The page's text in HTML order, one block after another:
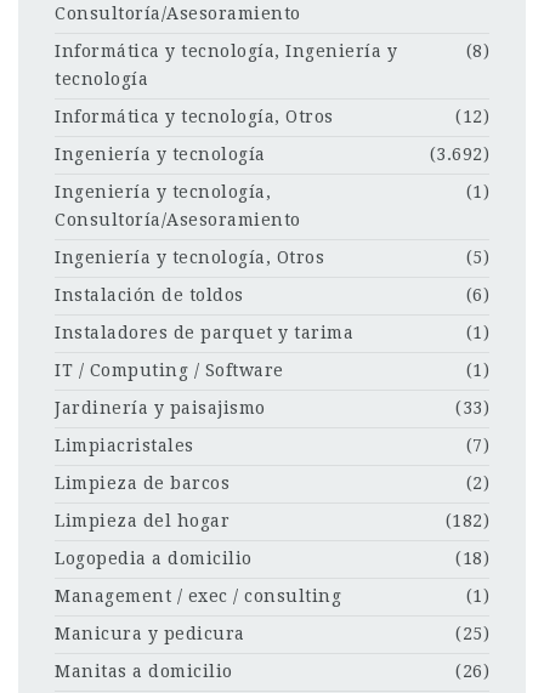
Consultoría/Asesoramiento
Informática y tecnología, Ingeniería y
tecnología
(8)
Informática y tecnología, Otros
(12)
Ingeniería y tecnología
(3.692)
Ingeniería y tecnología,
Consultoría/Asesoramiento
(1)
Ingeniería y tecnología, Otros
(5)
Instalación de toldos
(6)
Instaladores de parquet y tarima
(1)
IT / Computing / Software
(1)
Jardinería y paisajismo
(33)
Limpiacristales
(7)
Limpieza de barcos
(2)
Limpieza del hogar
(182)
Logopedia a domicilio
(18)
Management / exec / consulting
(1)
Manicura y pedicura
(25)
Manitas a domicilio
(26)